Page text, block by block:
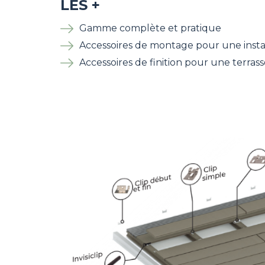
LES +
Gamme complète et pratique
Accessoires de montage pour une
Accessoires de finition pour une